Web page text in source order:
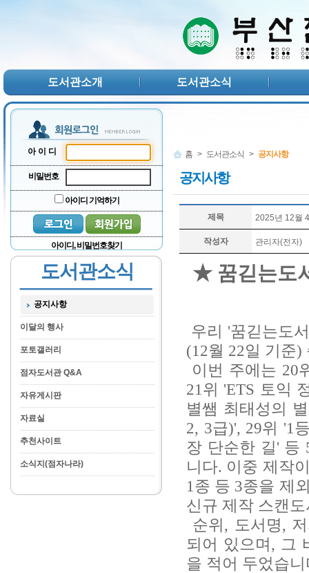
도서관소개 도서관소식
아이디
비밀번호
아이디 기억하기
아이디, 비밀번호찾기
도서관소식
공지사항
이달의 행사
포토갤러리
점자도서관 Q&A
자유게시판
자료실
추천사이트
소식지(점자나라)
홈 > 도서관소식 > 공지사항
공지사항
제목 2025년 12월
작성자 관리자(전자)
★ 꿈긷는도
우리 '꿈긷는도
(12월 22일 기준
이번 주에는 20
21위 'ETS 토익
별쌤 최태성의
2, 3급)', 29위 '1
장 단순한 길' 등
니다. 이중 제작
1종 등 3종을 제
신규 제작 스캔
순위, 도서명,
되어 있으며, 그
을 적어 두었습니